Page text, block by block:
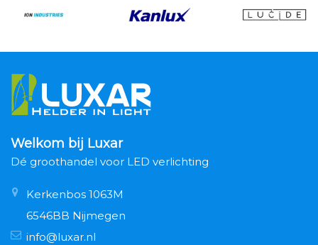
Welkom bij Luxar
Dé groothandel voor LED verlichting
Kerkenbos 1063M
6546BB Nijmegen
info@luxar.nl